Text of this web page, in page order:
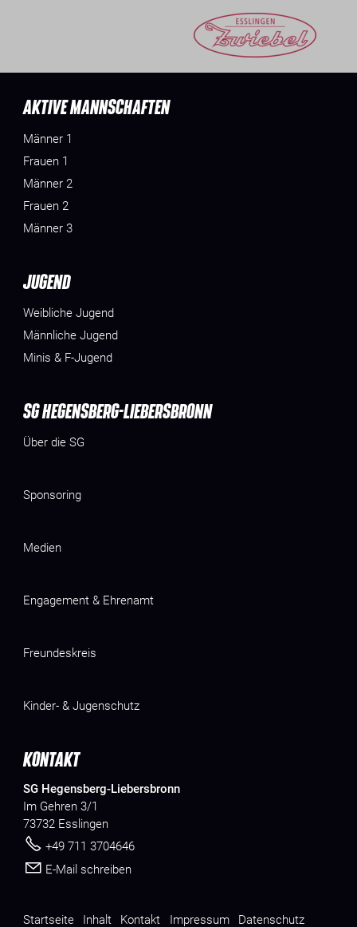
AKTIVE MANNSCHAFTEN
Männer 1
Frauen 1
Männer 2
Frauen 2
Männer 3
JUGEND
Weibliche Jugend
Männliche Jugend
Minis & F-Jugend
SG HEGENSBERG-LIEBERSBRONN
Über die SG
Sponsoring
Medien
Engagement & Ehrenamt
Freundeskreis
Kinder- & Jugenschutz
KONTAKT
SG Hegensberg-Liebersbronn
Im Gehren 3/1
73732 Esslingen
+49 711 3704646
E-Mail schreiben
Startseite Inhalt Kontakt Impressum Datenschutz